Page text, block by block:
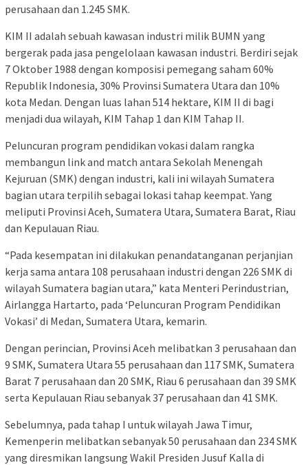
perusahaan dan 1.245 SMK.
KIM II adalah sebuah kawasan industri milik BUMN yang
bergerak pada jasa pengelolaan kawasan industri. Berdiri sejak
7 Oktober 1988 dengan komposisi pemegang saham 60%
Republik Indonesia, 30% Provinsi Sumatera Utara dan 10%
kota Medan. Dengan luas lahan 514 hektare, KIM II di bagi
menjadi dua wilayah, KIM Tahap 1 dan KIM Tahap II.
Peluncuran program pendidikan vokasi dalam rangka
membangun link and match antara Sekolah Menengah
Kejuruan (SMK) dengan industri, kali ini wilayah Sumatera
bagian utara terpilih sebagai lokasi tahap keempat. Yang
meliputi Provinsi Aceh, Sumatera Utara, Sumatera Barat, Riau
dan Kepulauan Riau.
“Pada kesempatan ini dilakukan penandatanganan perjanjian
kerja sama antara 108 perusahaan industri dengan 226 SMK di
wilayah Sumatera bagian utara,” kata Menteri Perindustrian,
Airlangga Hartarto, pada ‘Peluncuran Program Pendidikan
Vokasi’ di Medan, Sumatera Utara, kemarin.
Dengan perincian, Provinsi Aceh melibatkan 3 perusahaan dan
9 SMK, Sumatera Utara 55 perusahaan dan 117 SMK, Sumatera
Barat 7 perusahaan dan 20 SMK, Riau 6 perusahaan dan 39 SMK
serta Kepulauan Riau sebanyak 37 perusahaan dan 41 SMK.
Sebelumnya, pada tahap I untuk wilayah Jawa Timur,
Kemenperin melibatkan sebanyak 50 perusahaan dan 234 SMK
yang diresmikan langsung Wakil Presiden Jusuf Kalla di